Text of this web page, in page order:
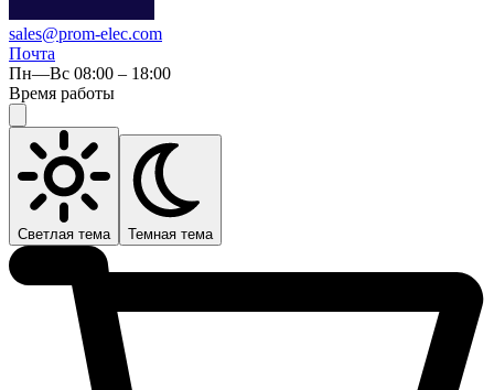
sales@prom-elec.com
Почта
Пн—Вс 08:00 – 18:00
Время работы
Светлая тема Темная тема